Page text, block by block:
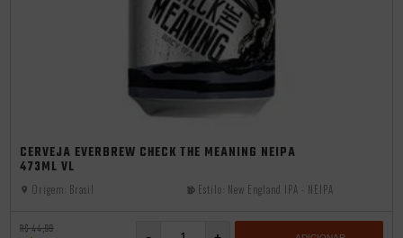
CERVEJA EVERBREW CHECK THE MEANING NEIPA
473ML VL
Origem: Brasil Estilo: New England IPA - NEIPA
R$ 44,99